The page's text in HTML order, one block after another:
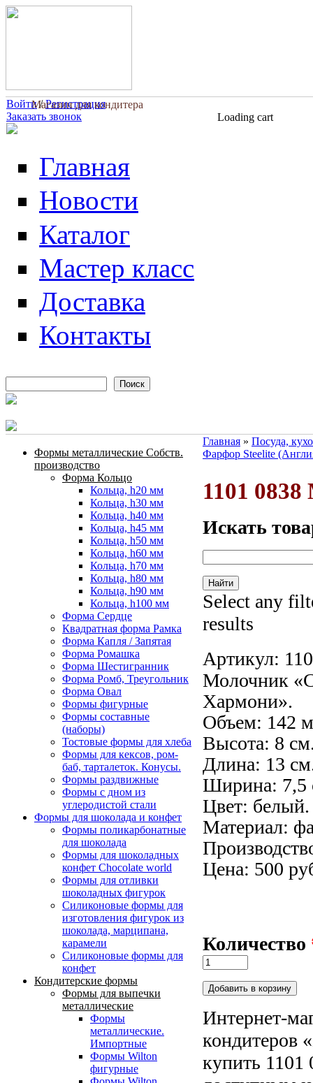
Перейти к основному содержанию
Магазин для кондитера
Войти/Регистрация
Заказать звонок
Loading cart
Главная
Новости
Каталог
Мастер класс
Доставка
Контакты
Форма поиска
Формы металлические Собств.
производство
Форма Кольцо
Кольца, h20 мм
Кольца, h30 мм
Кольца, h40 мм
Кольца, h45 мм
Кольца, h50 мм
Кольца, h60 мм
Кольца, h70 мм
Кольца, h80 мм
Кольца, h90 мм
Кольца, h100 мм
Форма Сердце
Квадратная форма Рамка
Форма Капля / Запятая
Форма Ромашка
Форма Шестигранник
Форма Ромб, Треугольник
Форма Овал
Формы фигурные
Формы составные
(наборы)
Тостовые формы для хлеба
Формы для кексов, ром-
баб, тарталеток. Конусы.
Формы раздвижные
Формы с дном из
углеродистой стали
Формы для шоколада и конфет
Формы поликарбонатные
для шоколада
Формы для шоколадных
конфет Сhocolate world
Формы для отливки
шоколадных фигурок
Силиконовые формы для
изготовления фигурок из
шоколада, марципана,
карамели
Силиконовые формы для
конфет
Кондитерские формы
Формы для выпечки
металлические
Формы
металлические.
Импортные
Формы Wilton
фигурные
Вы здесь
Главная » Посуда,
Фарфор Steelite
1101
Искать
Select any
results
Артикул:
Молочник
Хармони».
Объем: 142
Высота: 8
Длина: 13
Ширина: 7,5
Цвет: белый.
Материал:
Цена: 500
Количество
Интернет-
кондитеров
купить